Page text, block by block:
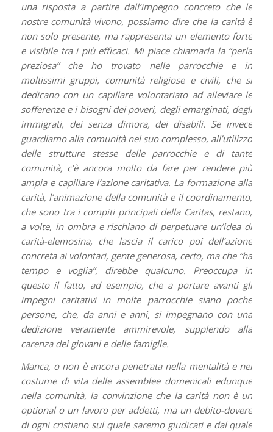
una risposta a partire dall’impegno concreto che le
nostre comunità vivono, possiamo dire che la carità è
non solo presente, ma rappresenta un elemento forte
e visibile tra i più efficaci. Mi piace chiamarla la “perla
preziosa” che ho trovato nelle parrocchie e in
moltissimi gruppi, comunità religiose e civili, che si
dedicano con un capillare volontariato ad alleviare le
sofferenze e i bisogni dei poveri, degli emarginati, degli
immigrati, dei senza dimora, dei disabili. Se invece
guardiamo alla comunità nel suo complesso, all’utilizzo
delle strutture stesse delle parrocchie e di tante
comunità, c’è ancora molto da fare per rendere più
ampia e capillare l’azione caritativa. La formazione alla
carità, l’animazione della comunità e il coordinamento,
che sono tra i compiti principali della Caritas, restano,
a volte, in ombra e rischiano di perpetuare un’idea di
carità-elemosina, che lascia il carico poi dell’azione
concreta ai volontari, gente generosa, certo, ma che “ha
tempo e voglia”, direbbe qualcuno. Preoccupa in
questo il fatto, ad esempio, che a portare avanti gli
impegni caritativi in molte parrocchie siano poche
persone, che, da anni e anni, si impegnano con una
dedizione veramente ammirevole, supplendo alla
carenza dei giovani e delle famiglie.
Manca, o non è ancora penetrata nella mentalità e nel
costume di vita delle assemblee domenicali edunque
nella comunità, la convinzione che la carità non è un
optional o un lavoro per addetti, ma un debito-dovere
di ogni cristiano sul quale saremo giudicati e dal quale